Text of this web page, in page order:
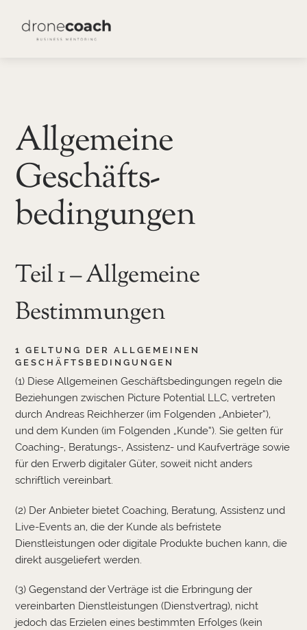
Allgemeine
Geschäfts-
bedingungen
Teil 1 – Allgemeine
Bestimmungen
1 GELTUNG DER ALLGEMEINEN
GESCHÄFTSBEDINGUNGEN
(1) Diese Allgemeinen Geschäftsbedingungen regeln die
Beziehungen zwischen Picture Potential LLC, vertreten
durch Andreas Reichherzer (im Folgenden „Anbieter“),
und dem Kunden (im Folgenden „Kunde“). Sie gelten für
Coaching-, Beratungs-, Assistenz- und Kaufverträge sowie
für den Erwerb digitaler Güter, soweit nicht anders
schriftlich vereinbart.
(2) Der Anbieter bietet Coaching, Beratung, Assistenz und
Live-Events an, die der Kunde als befristete
Dienstleistungen oder digitale Produkte buchen kann, die
direkt ausgeliefert werden.
(3) Gegenstand der Verträge ist die Erbringung der
vereinbarten Dienstleistungen (Dienstvertrag), nicht
jedoch das Erzielen eines bestimmten Erfolges (kein